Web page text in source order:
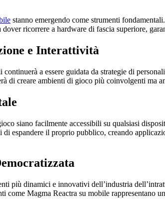
stanno emergendo come strumenti
ricorrere a hardware di fascia superiore,
e Interattività
a essere guidata da strategie di
di creare ambienti di gioco più coinvolgenti ma
siano facilmente accessibili su qualsiasi
espandere il proprio pubblico, creando
più dinamici e innovativi dell’industria
Magma Reactra su mobile rappresentano